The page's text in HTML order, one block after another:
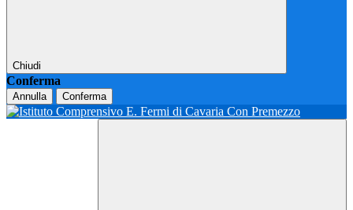
Chiudi
Conferma
Annulla Conferma